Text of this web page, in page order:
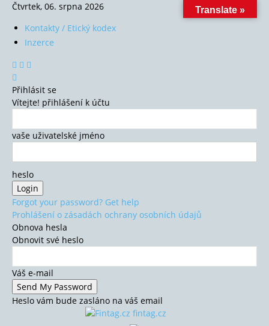
Čtvrtek, 06. srpna 2026
Kontakty / Etický kodex
Inzerce
Přihlásit se
Vítejte! přihlášení k účtu
vaše uživatelské jméno
heslo
Forgot your password? Get help
Prohlášení o zásadách ochrany osobních údajů
Obnova hesla
Obnovit své heslo
Váš e-mail
Heslo vám bude zasláno na váš email
fintag.cz
Translate »